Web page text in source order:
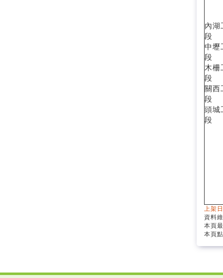
內湖
段
中壢
段
木柵
段
關西
段
頭城
段
上
資料
本頁
本頁